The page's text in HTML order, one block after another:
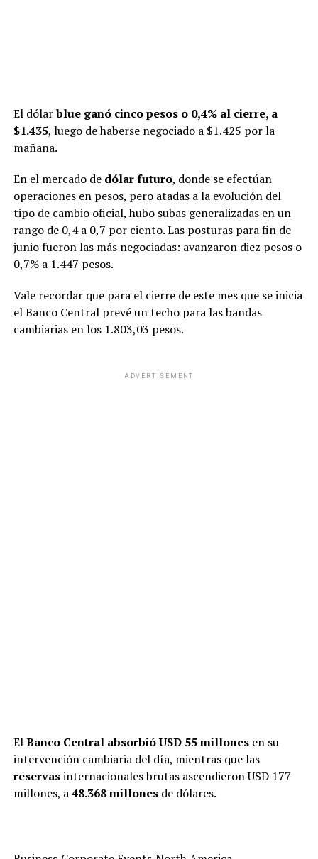
El dólarblue ganó cinco pesos o 0,4% al cierre, a
$1.435, luego de haberse negociado a $1.425 por la
mañana.
En el mercado de dólar futuro, donde se efectúan
operaciones en pesos, pero atadas a la evolución del
tipo de cambio oficial, hubo subas generalizadas en un
rango de 0,4 a 0,7 por ciento. Las posturas para fin de
junio fueron las más negociadas: avanzaron diez pesos o
0,7% a 1.447 pesos.
Vale recordar que para el cierre de este mes que se inicia
el Banco Central prevé un techo para las bandas
cambiarias en los 1.803,03 pesos.
ADVERTISEMENT
ElBanco Central absorbió USD 55 millonesen su
intervención cambiaria del día, mientras que las
reservasinternacionales brutas ascendieron USD 177
millones, a48.368 millonesde dólares.